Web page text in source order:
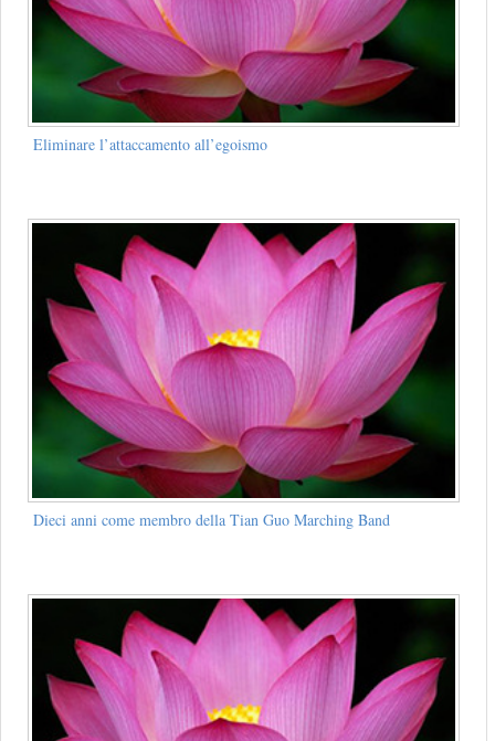
Eliminare l’attaccamento all’egoismo
Dieci anni come membro della Tian Guo Marching Band